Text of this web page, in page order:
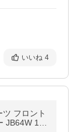
いいね 4
フロント
JB64W 18.